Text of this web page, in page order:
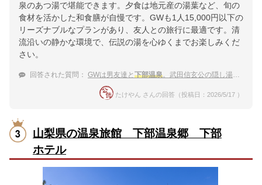
泉のあつ湯で堪能できます。夕食は地元産の湯葉など、旬の
食材を活かした和食膳が自慢です。GWも1人15,000円以下の
リーズナブルなプランがあり、友人との旅行に最適です。清
流沿いの静かな環境で、伝説の湯を心ゆくまでお楽しみくだ
さい。
回答された質問： GWは男友達と 下部温泉 。武田信玄公の隠し湯をリーズナブルに楽しみたい
たけやん さんの回答（投稿日：2026/5/17 ）
山梨県の温泉旅館 下部温泉郷 下部
ホテル